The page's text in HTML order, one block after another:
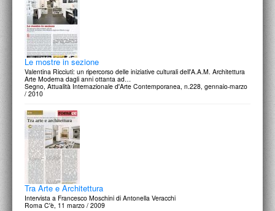
Le mostre in sezione
Valentina Ricciuti: un ripercorso delle iniziative culturali dell'A.A.M. Architettura
Arte Moderna dagli anni ottanta ad…
Segno, Attualità Internazionale d'Arte Contemporanea, n.228, gennaio-marzo
/ 2010
Tra Arte e Architettura
Intervista a Francesco Moschini di Antonella Veracchi
Roma C'è, 11 marzo / 2009